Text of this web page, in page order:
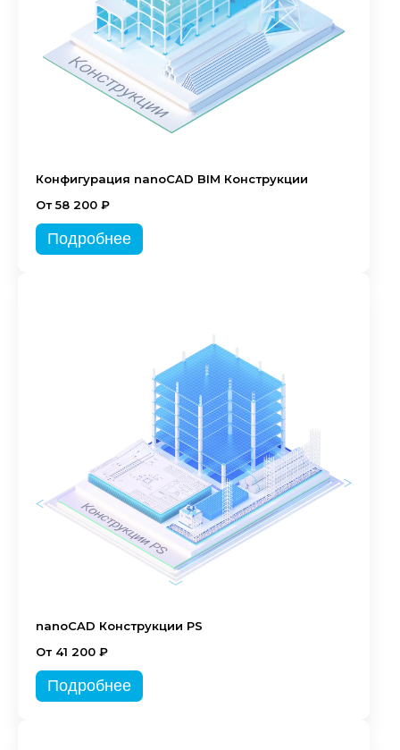
Конфигурация nanoCAD BIM Конструкции
От 58 200 ₽
Подробнее
nanoCAD Конструкции PS
От 41 200 ₽
Подробнее